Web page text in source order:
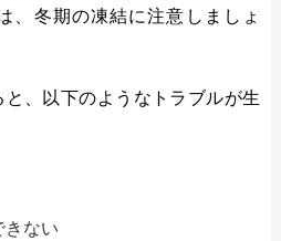
、冬期の凍結に注意しましょ
、以下のようなトラブルが生
きない